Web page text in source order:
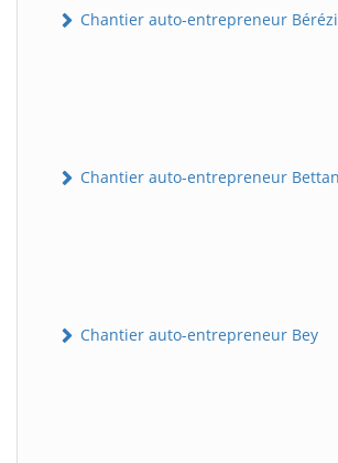
Chantier auto-entrepreneur
Chantier auto-entrepreneur
Chantier auto-entrepreneur Bey